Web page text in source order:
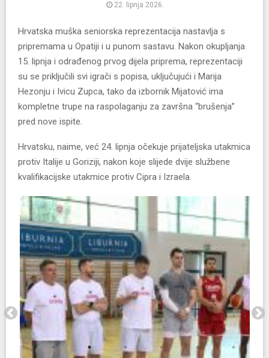
22. lipnja 2026.
Hrvatska muška seniorska reprezentacija nastavlja s
pripremama u Opatiji i u punom sastavu. Nakon okupljanja
15. lipnja i odrađenog prvog dijela priprema, reprezentaciji
su se priključili svi igrači s popisa, uključujući i Marija
Hezonju i Ivicu Zupca, tako da izbornik Mijatović ima
kompletne trupe na raspolaganju za završna “brušenja”
pred nove ispite.
Hrvatsku, naime, već 24. lipnja očekuje prijateljska utakmica
protiv Italije u Goriziji, nakon koje slijede dvije službene
kvalifikacijske utakmice protiv Cipra i Izraela.